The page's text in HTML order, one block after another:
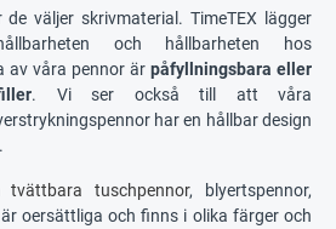
väljer skrivmaterial. TimeTEX lägger
och hållbarheten hos
av våra pennor är påfyllningsbara eller
. Vi ser också till att våra
har en hållbar design
tvättbara tuschpennor, blyertspennor,
oersättliga och finns i olika färger och